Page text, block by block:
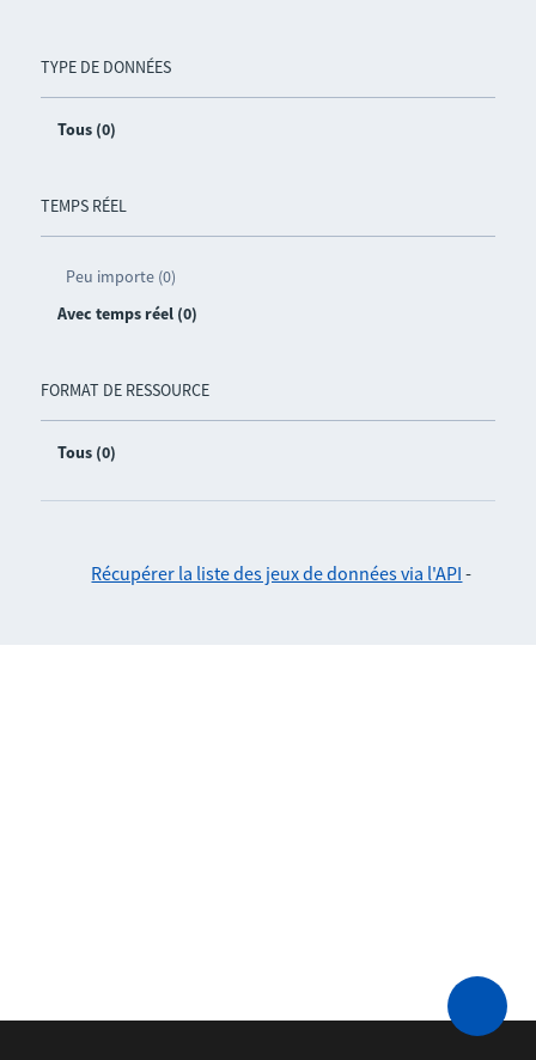
TYPE DE DONNÉES
Tous (0)
TEMPS RÉEL
Peu importe (0)
Avec temps réel (0)
FORMAT DE RESSOURCE
Tous (0)
Récupérer la liste des jeux de données via l'API -